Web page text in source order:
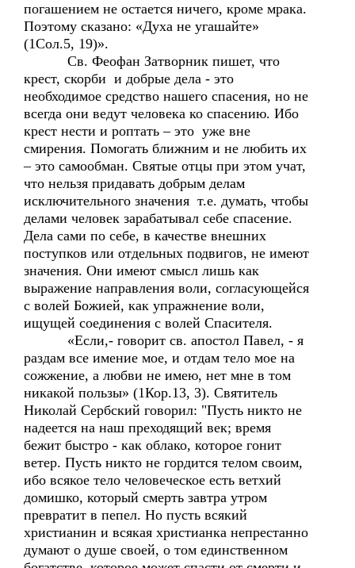
погашением не остается ничего, кроме мрака.
Поэтому сказано: «Духа не угашайте»
(1Сол.5, 19)».
Св. Феофан Затворник пишет, что
крест, скорби и добрые дела - это
необходимое средство нашего спасения, но не
всегда они ведут человека ко спасению. Ибо
крест нести и роптать – это уже вне
смирения. Помогать ближним и не любить их
– это самообман. Святые отцы при этом учат,
что нельзя придавать добрым делам
исключительного значения т.е. думать, чтобы
делами человек зарабатывал себе спасение.
Дела сами по себе, в качестве внешних
поступков или отдельных подвигов, не имеют
значения. Они имеют смысл лишь как
выражение направления воли, согласующейся
с волей Божией, как упражнение воли,
ищущей соединения с волей Спасителя.
«Если,- говорит св. апостол Павел, - я
раздам все имение мое, и отдам тело мое на
сожжение, а любви не имею, нет мне в том
никакой пользы» (1Кор.13, 3). Святитель
Николай Сербский говорил: "Пусть никто не
надеется на наш преходящий век; время
бежит быстро - как облако, которое гонит
ветер. Пусть никто не гордится телом своим,
ибо всякое тело человеческое есть ветхий
домишко, который смерть завтра утром
превратит в пепел. Но пусть всякий
христианин и всякая христианка непрестанно
думают о душе своей, о том единственном